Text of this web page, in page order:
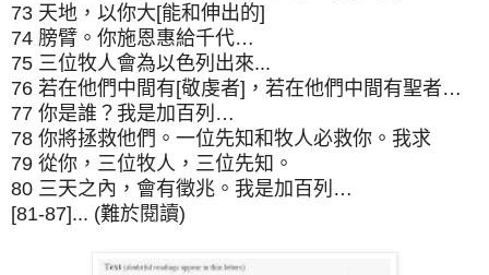
73 天地，以你大[能和伸出的]
74 膀臂。你施恩惠給千代…
75 三位牧人會為以色列出來...
76 若在他們中間有[敬虔者]，若在他們中間有聖者…
77 你是誰？我是加百列…
78 你將拯救他們。一位先知和牧人必救你。我求
79 從你，三位牧人，三位先知。
80 三天之內，會有徵兆。我是加百列…
[81-87]... (難於閱讀)